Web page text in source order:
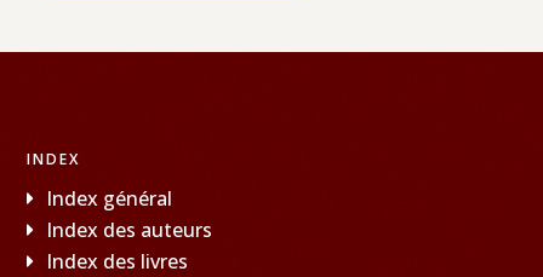
INDEX
Index général
Index des auteurs
Index des livres